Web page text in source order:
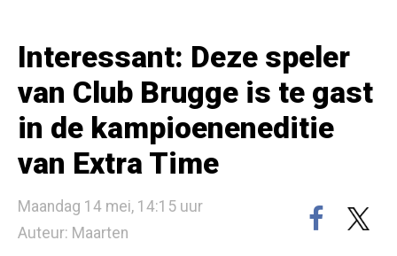
Interessant: Deze speler
van Club Brugge is te gast
in de kampioeneneditie
van Extra Time
Maandag 14 mei, 14:15 uur
Auteur: Maarten